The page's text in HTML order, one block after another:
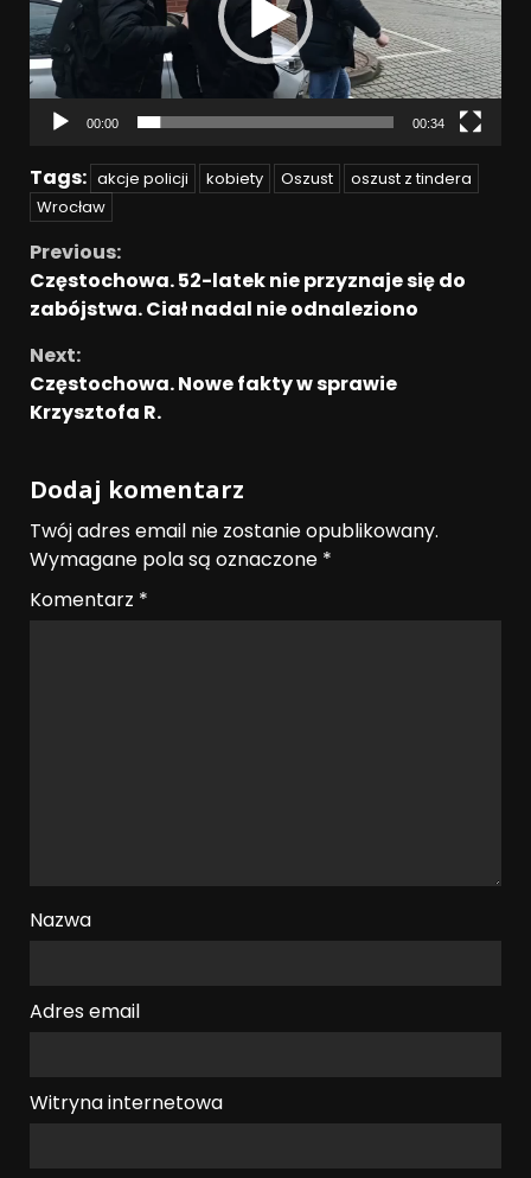
00:00 00:34
Tags: akcje policji kobiety Oszust
oszust z tindera
Wrocław
Previous:
Częstochowa. 52-latek nie przyznaje się do
zabójstwa. Ciał nadal nie odnaleziono
Next:
Częstochowa. Nowe fakty w sprawie
Krzysztofa R.
Dodaj komentarz
Twój adres email nie zostanie opublikowany.
Wymagane pola są oznaczone *
Komentarz *
Nazwa
Adres email
Witryna internetowa